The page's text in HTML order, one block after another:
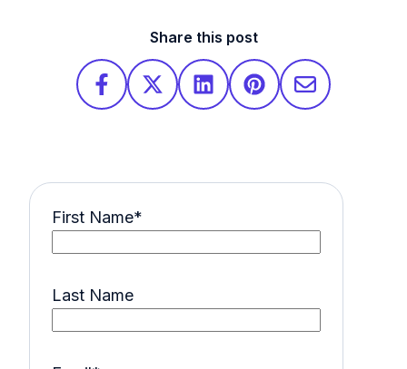
Share this post
First Name*
Last Name